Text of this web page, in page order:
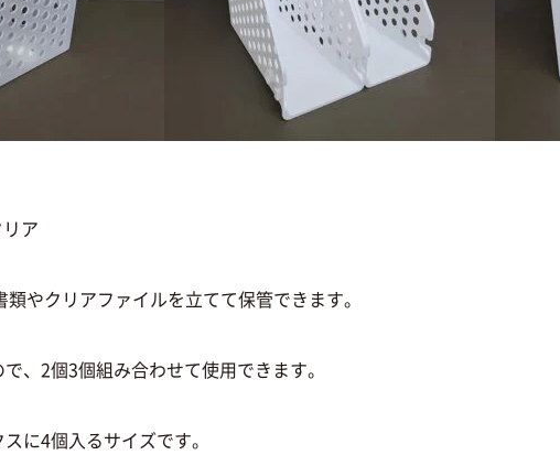
ア
リアファイルを立てて保管できます。
個3個組み合わせて使用できます。
個入るサイズです。